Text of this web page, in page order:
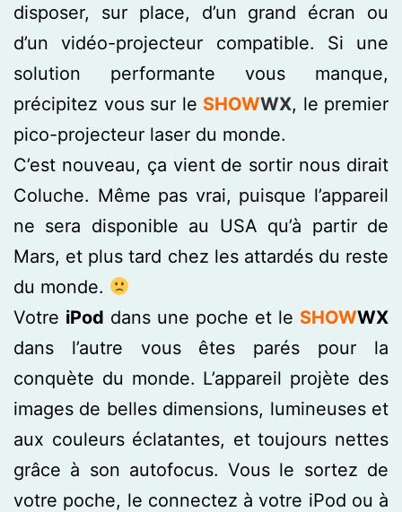
disposer, sur place, d’un grand écran ou
d’un vidéo-projecteur compatible. Si une
solution performante vous manque,
précipitez vous sur le SHOWWX, le premier
pico-projecteur laser du monde.
C’est nouveau, ça vient de sortir nous dirait
Coluche. Même pas vrai, puisque l’appareil
ne sera disponible au USA qu’à partir de
Mars, et plus tard chez les attardés du reste
du monde.
Votre iPod dans une poche et le SHOWWX
dans l’autre vous êtes parés pour la
conquète du monde. L’appareil projète des
images de belles dimensions, lumineuses et
aux couleurs éclatantes, et toujours nettes
grâce à son autofocus. Vous le sortez de
votre poche, le connectez à votre iPod ou à